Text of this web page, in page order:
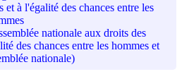
et à l'égalité des chances entre les
nationale aux droits des
des chances entre les hommes et
nationale)